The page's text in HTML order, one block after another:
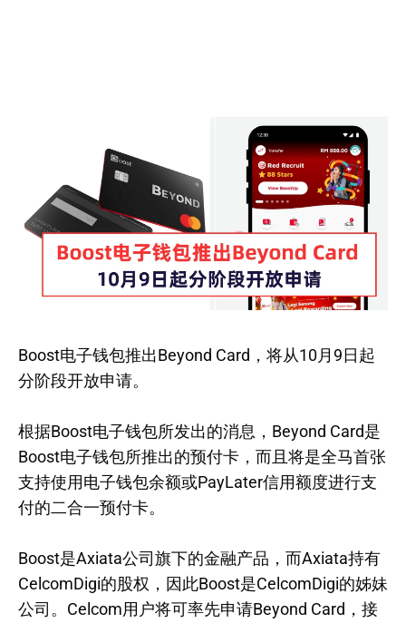
Boost电子钱包推出Beyond Card，将从10月9日起
分阶段开放申请。
根据Boost电子钱包所发出的消息，Beyond Card是
Boost电子钱包所推出的预付卡，而且将是全马首张
支持使用电子钱包余额或PayLater信用额度进行支
付的二合一预付卡。
Boost是Axiata公司旗下的金融产品，而Axiata持有
CelcomDigi的股权，因此Boost是CelcomDigi的姊妹
公司。Celcom用户将可率先申请Beyond Card，接